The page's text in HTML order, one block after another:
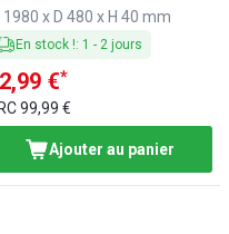
1980 x D 480 x H 40 mm
En stock !: 1 - 2 jours
€*
99,99 €
Ajouter au panier